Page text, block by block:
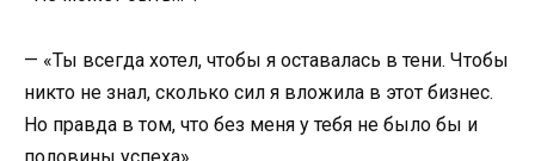
— «Ты всегда хотел, чтобы я оставалась в тени. Чтобы
никто не знал, сколько сил я вложила в этот бизнес.
Но правда в том, что без меня у тебя не было бы и
половины успеха».